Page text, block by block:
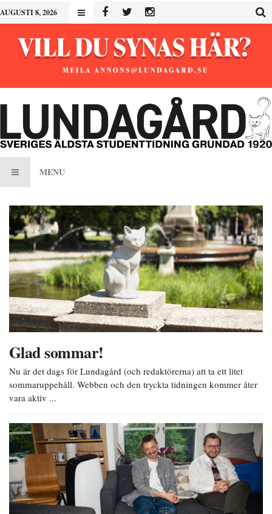
AUGUSTI 8, 2026
MENU
Glad sommar!
Nu är det dags för Lundagård (och redaktörerna) att ta ett litet
sommaruppehåll. Webben och den tryckta tidningen kommer åter
vara aktiv ...